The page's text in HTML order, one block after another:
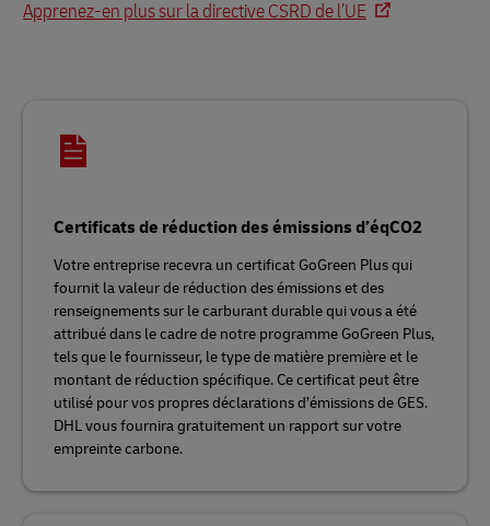
Apprenez-en plus sur la directive CSRD de l’UE
Certificats de réduction des émissions d’éqCO2
Votre entreprise recevra un certificat GoGreen Plus qui
fournit la valeur de réduction des émissions et des
renseignements sur le carburant durable qui vous a été
attribué dans le cadre de notre programme GoGreen Plus,
tels que le fournisseur, le type de matière première et le
montant de réduction spécifique. Ce certificat peut être
utilisé pour vos propres déclarations d’émissions de GES.
DHL vous fournira gratuitement un rapport sur votre
empreinte carbone.